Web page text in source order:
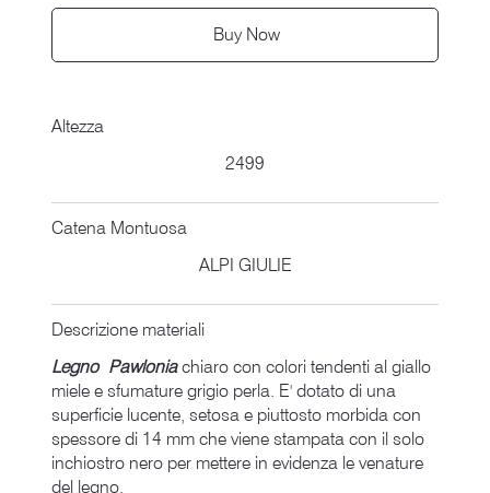
Buy Now
Altezza
2499
Catena Montuosa
ALPI GIULIE
Descrizione materiali
Legno Pawloniachiaro con colori tendenti al giallo
miele e sfumature grigio perla. E' dotato di una
superficie lucente, setosa e piuttosto morbida con
spessore di 14 mm che viene stampata con il solo
inchiostro nero per mettere in evidenza le venature
del legno.